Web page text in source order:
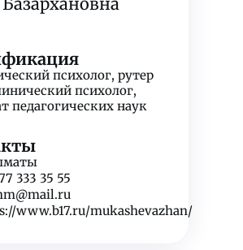
психолог, рутер
психолог,
педагогических наук
333 35 55
www.b17.ru/mukashevazhan/